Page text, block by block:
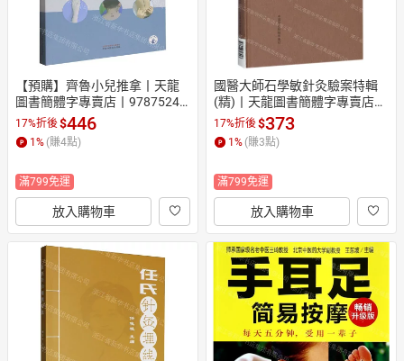
【預購】齊魯小兒推拿丨天龍
圖書簡體字專賣店丨97875247
04423 (tl2610)
17%折後$446
1% (賺4點)
滿799免運
放入購物車
國醫大師石學敏針灸驗案特輯
(精)丨天龍圖書簡體字專賣店丨
9787506797993 (tl2609)
17%折後$373
1% (賺3點)
滿799免運
放入購物車